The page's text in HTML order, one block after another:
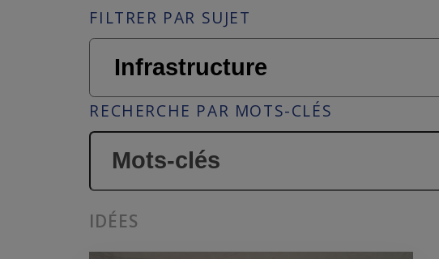
FILTRER PAR SUJET
RECHERCHE PAR MOTS-CLÉS
IDÉES